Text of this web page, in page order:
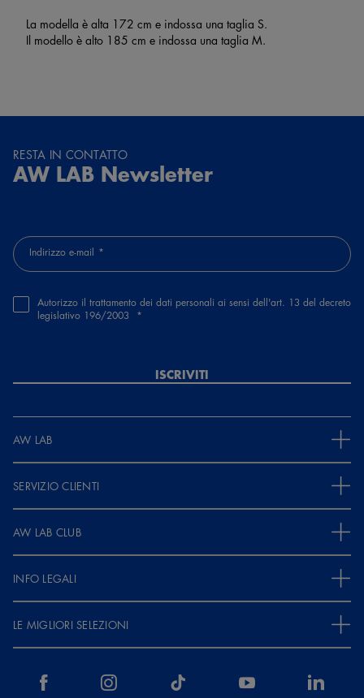
La modella è alta 172 cm e indossa una taglia S.
Il modello è alto 185 cm e indossa una taglia M.
RESTA IN CONTATTO
AW LAB Newsletter
Indirizzo e-mail
Autorizzo il trattamento dei dati personali ai sensi dell'art. 13 del decreto
legislativo 196/2003
ISCRIVITI
AW LAB
SERVIZIO CLIENTI
AW LAB CLUB
INFO LEGALI
LE MIGLIORI SELEZIONI